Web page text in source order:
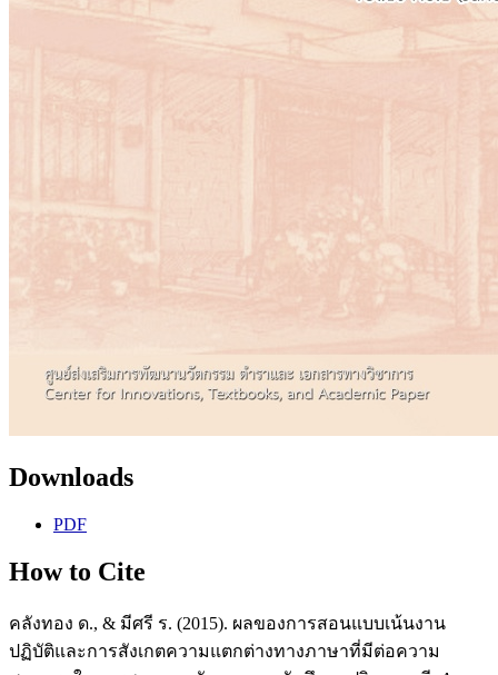
Downloads
PDF
How to Cite
คลังทอง ด., & มีศรี ร. (2015). ผลของการสอนแบบเน้นงาน
ปฏิบัติและการสังเกตความแตกต่างทางภาษาที่มีต่อความ